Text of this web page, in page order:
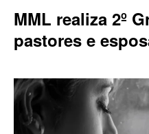
MML realiza 2º
pastores e